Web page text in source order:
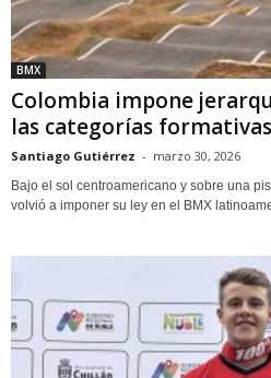
BMX
Colombia impone
las categorías
Santiago Gutiérrez - marzo 30, 2026
Bajo el sol centroamericano y sobre una
volvió a imponer su ley en el BMX